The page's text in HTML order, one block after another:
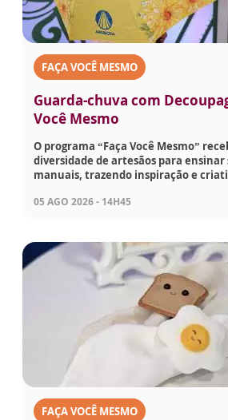
FAÇA VOCÊ MESMO
Guarda-chuva com
Você Mesmo
O programa “Faça Você Mesmo”
diversidade de artesãos para
manuais, trazendo inspiração e
05 AGO 2026 - 14H45
FAÇA VOCÊ MESMO